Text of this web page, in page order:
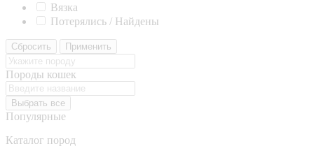
Вязка
Потерялись / Найдены
Сбросить Применить
Породы кошек
Выбрать все
Популярные
Каталог пород